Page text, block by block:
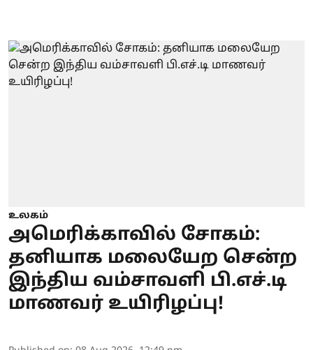
உலகம்
அமெரிக்காவில் சோகம்:
தனியாக மலையேற சென்ற
இந்திய வம்சாவளி பி.எச்.டி
மாணவர் உயிரிழப்பு!